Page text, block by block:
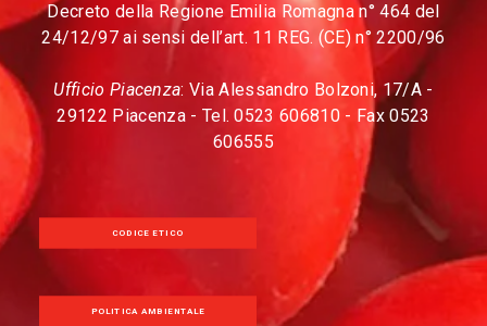
Decreto della Regione Emilia Romagna n° 464 del
24/12/97 ai sensi dell’art. 11 REG. (CE) n° 2200/96
Ufficio Piacenza: Via Alessandro Bolzoni, 17/A -
29122 Piacenza - Tel. 0523 606810 - Fax 0523
606555
CODICE ETICO
POLITICA AMBIENTALE